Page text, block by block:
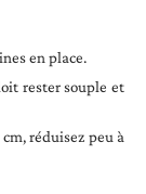
en place.
rester souple et
réduisez peu à